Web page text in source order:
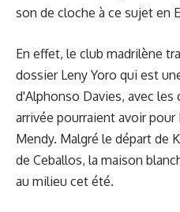
son de cloche à ce sujet en
En effet, le club madrilène
dossier Leny Yoro qui est
d'Alphonso Davies, avec les
arrivée pourraient avoir pour
Mendy. Malgré le départ de
de Ceballos, la maison
au milieu cet été.